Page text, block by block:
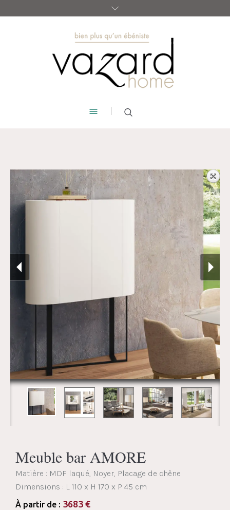
Meuble bar AMORE
Matière : MDF laqué, Noyer, Placage de chêne
Dimensions : L 110 x H 170 x P 45 cm
À partir de : 3683 €